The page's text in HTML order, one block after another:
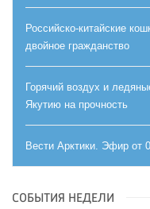
Российско-китайские
двойное гражданство
Горячий воздух и
Якутию на прочность
Вести Арктики. Эфир от
СОБЫТИЯ НЕДЕЛИ